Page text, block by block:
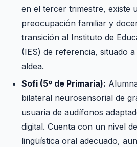
en el tercer trimestre, existe
preocupación familiar y
transición al Instituto de
(IES) de referencia, situado
aldea.
Sofi (5º de Primaria):
bilateral neurosensorial de
usuaria de audífonos
digital. Cuenta con un nivel
lingüística oral adecuado,